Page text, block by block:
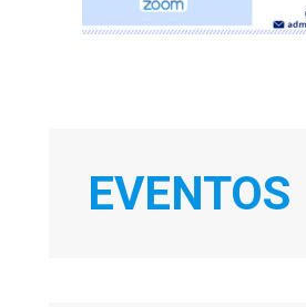
EVENTOS